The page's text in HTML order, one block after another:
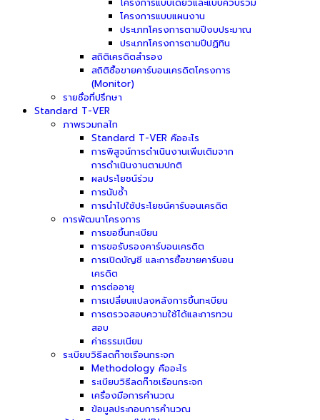
โครงการแบบแผนงาน
ประเภทโครงการตามปีงบประมาณ
ประเภทโครงการตามปีปฏิทิน
สถิติเครดิตสำรอง
สถิติซื้อขายคาร์บอนเครดิตโครงการ
(Monitor)
รายชื่อที่ปรึกษา
Standard T-VER
ภาพรวมกลไก
Standard T-VER คืออะไร
การพิสูจน์การดำเนินงานเพิ่มเติมจาก
การดำเนินงานตามปกติ
ผลประโยชน์ร่วม
การนับซ้ำ
การนำไปใช้ประโยชน์คาร์บอนเครดิต
การพัฒนาโครงการ
การขอขึ้นทะเบียน
การขอรับรองคาร์บอนเครดิต
การเปิดบัญชี และการซื้อขายคาร์บอน
เครดิต
การต่ออายุ
การเปลี่ยนแปลงหลังการขึ้นทะเบียน
การตรวจสอบความใช้ได้และการทวน
สอบ
ค่าธรรมเนียม
ระเบียบวิธีลดก๊าซเรือนกระจก
Methodology คืออะไร
ระเบียบวิธีลดก๊าซเรือนกระจก
เครื่องมือการคำนวณ
ข้อมูลประกอบการคำนวณ